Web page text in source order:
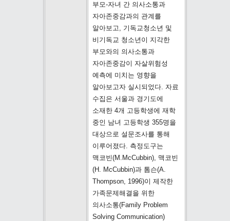
부모-자녀 간 의사소통과
자아존중감과의 관계를
알아보고, 기독교청소년 및
비기독교 청소년이 지각한
부모와의 의사소통과
자아존중감이 자살위험성
예측에 미치는 영향을
알아보고자 실시되었다. 자료
수집은 서울과 경기도에
소재한 4개 고등학생에 재학
중인 남녀 고등학생 355명을
대상으로 설문조사를 통해
이루어졌다. 측정도구는
맥코빈(M.McCubbin), 맥코빈
(H. McCubbin)과 톰슨(A.
Thompson, 1996)이 제작한
가족문제해결을 위한
의사소통(Family Problem
Solving Communication)